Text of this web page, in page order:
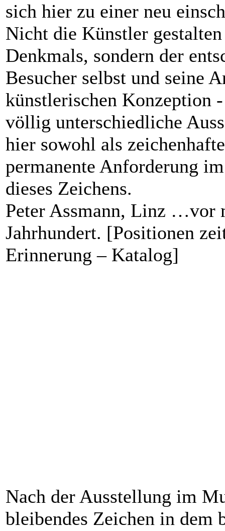
sich hier zu einer neu
Nicht die Künstler
Denkmals, sondern der
Besucher selbst und seine
künstlerischen Konzeption
völlig unterschiedliche
hier sowohl als
permanente Anforderung
dieses Zeichens.
Peter Assmann, Linz …vor
Jahrhundert. [Positionen
Erinnerung – Katalog]
Nach der Ausstellung im
bleibendes Zeichen in dem